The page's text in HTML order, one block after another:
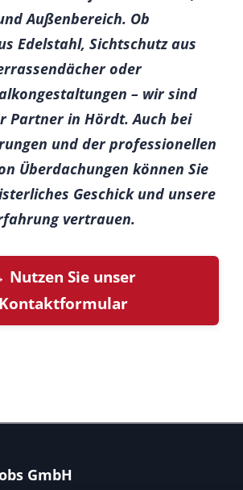
Außenbereich. Ob
Edelstahl, Sichtschutz aus
oder
– wir sind
Partner in Hördt. Auch bei
und der professionellen
Überdachungen können Sie
Geschick und unsere
vertrauen.
Nutzen Sie unser
Kontaktformular
GmbH